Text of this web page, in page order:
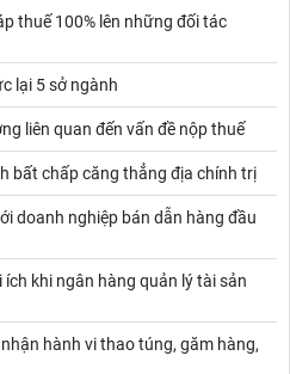
thuế 100% lên những đối tác
lại 5 sở ngành
liên quan đến vấn đề nộp thuế
bất chấp căng thẳng địa chính trị
doanh nghiệp bán dẫn hàng đầu
khi ngân hàng quản lý tài sản
hành vi thao túng, găm hàng,